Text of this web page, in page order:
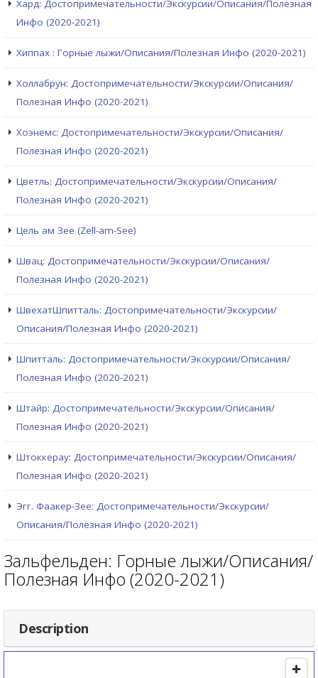
Хард: Достопримечательности/Экскурсии/Описания/Полезная
Инфо (2020-2021)
Хиппах : Горные лыжи/Описания/Полезная Инфо (2020-2021)
Холлабрун: Достопримечательности/Экскурсии/Описания/
Полезная Инфо (2020-2021)
Хоэнемс: Достопримечательности/Экскурсии/Описания/
Полезная Инфо (2020-2021)
Цветль: Достопримечательности/Экскурсии/Описания/
Полезная Инфо (2020-2021)
Цель ам Зее (Zell-am-See)
Швац: Достопримечательности/Экскурсии/Описания/
Полезная Инфо (2020-2021)
ШвехатШпитталь: Достопримечательности/Экскурсии/
Описания/Полезная Инфо (2020-2021)
Шпитталь: Достопримечательности/Экскурсии/Описания/
Полезная Инфо (2020-2021)
Штайр: Достопримечательности/Экскурсии/Описания/
Полезная Инфо (2020-2021)
Штоккерау: Достопримечательности/Экскурсии/Описания/
Полезная Инфо (2020-2021)
Эгг. Фаакер-Зее: Достопримечательности/Экскурсии/
Описания/Полезная Инфо (2020-2021)
Зальфельден: Горные лыжи/Описания/
Полезная Инфо (2020-2021)
Description